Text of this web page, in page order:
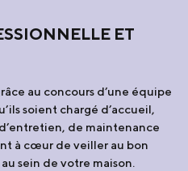
ET
au concours d’une équipe
soient chargé d’accueil,
de maintenance
à cœur de veiller au bon
sein de votre maison.